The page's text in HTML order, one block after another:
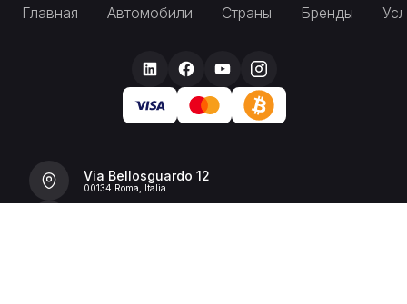
Главная Автомобили Страны Бренды
Via Bellosguardo 12
00134 Roma, Italia